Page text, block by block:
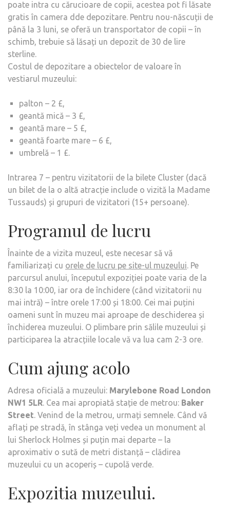
poate intra cu cărucioare de copii, acestea pot fi lăsate
gratis în camera dde depozitare. Pentru nou-născuții de
până la 3 luni, se oferă un transportator de copii – în
schimb, trebuie să lăsați un depozit de 30 de lire
sterline.
Costul de depozitare a obiectelor de valoare în
vestiarul muzeului:
palton – 2 £,
geantă mică – 3 £,
geantă mare – 5 £,
geantă foarte mare – 6 £,
umbrelă – 1 £.
Intrarea 7 – pentru vizitatorii de la bilete Cluster (dacă
un bilet de la o altă atracție include o vizită la Madame
Tussauds) și grupuri de vizitatori (15+ persoane).
Programul de lucru
Înainte de a vizita muzeul, este necesar să vă
familiarizați cu orele de lucru pe site-ul muzeului. Pe
parcursul anului, începutul expoziției poate varia de la
8:30 la 10:00, iar ora de închidere (când vizitatorii nu
mai intră) – între orele 17:00 și 18:00. Cei mai puțini
oameni sunt în muzeu mai aproape de deschiderea și
închiderea muzeului. O plimbare prin sălile muzeului și
participarea la atracțiile locale vă va lua cam 2-3 ore.
Cum ajung acolo
Adresa oficială a muzeului: Marylebone Road London
NW1 5LR. Cea mai apropiată stație de metrou: Baker
Street. Venind de la metrou, urmați semnele. Când vă
aflați pe stradă, în stânga veți vedea un monument al
lui Sherlock Holmes și puțin mai departe – la
aproximativ o sută de metri distanță – clădirea
muzeului cu un acoperiș – cupolă verde.
Expozitia muzeului.